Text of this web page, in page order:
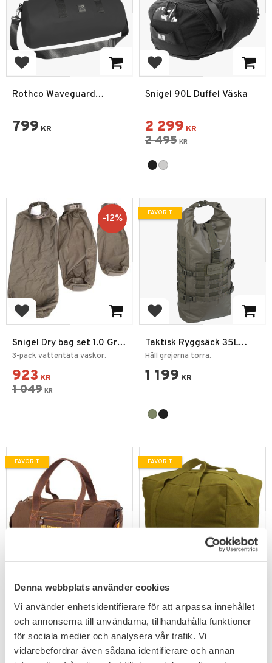
Denna webbplats använder cookies
Vi använder enhetsidentifierare för att anpassa innehållet
och annonserna till användarna, tillhandahålla funktioner
för sociala medier och analysera vår trafik. Vi
vidarebefordrar även sådana identifierare och annan
Lägg till i favoriter
Rothco Waveguard
20L
799 KR
Lägg till i favoriter
Snigel 90L Duffel Väska
2 299 KR
2 495 KR
Lägg till i favoriter
Snigel Dry bag set 1.0 Grå
3-Pack
3-pack vattentäta väskor.
923 KR
1 049 KR
12%
Lägg till i favoriter
Taktisk Ryggsäck 35L
Seals DRY-BAG
Håll grejerna torra.
1 199 KR
FAVORIT
Rothco Canvas Equipment
Bag
Perfekt som sportväska.
399KR
FAVORIT
Rothco Canvas Parachute
Cargobag Large
En persedelväska i tre olika
499KR
FAVORIT